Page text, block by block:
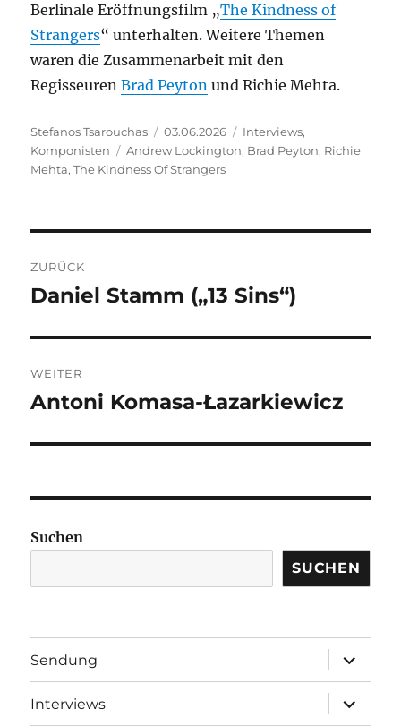
Berlinale Eröffnungsfilm „The Kindness of
Strangers“ unterhalten. Weitere Themen
waren die Zusammenarbeit mit den
RegisseurenBrad Peyton und Richie Mehta.
Autor
Stefanos Tsarouchas
Veröffentlicht
am
03.06.2026 Kategorien
Interviews,
Komponisten
Schlagwörter
Andrew Lockington, Brad Peyton, Richie
Mehta,The Kindness Of Strangers
ZURÜCK
Vorheriger
Daniel Stamm („13 Sins“)
WEITER
Nächster
Antoni Komasa-Łazarkiewicz
Suchen
SUCHEN
Sendung
öffnen
Interviews
öffnen